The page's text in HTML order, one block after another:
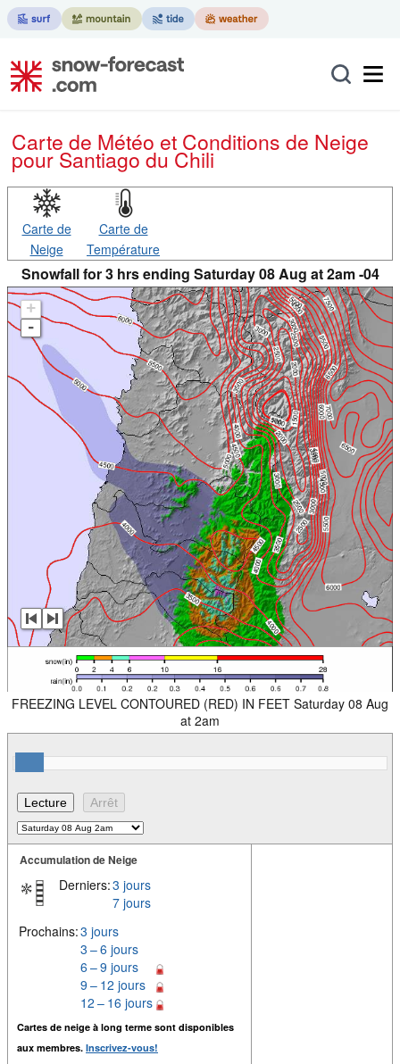
Carte de Météo et Conditions de Neige
pour Santiago du Chili
Carte de
Neige
Carte de
Température
Snowfall for 3 hrs ending Saturday 08 Aug at 2am -04
+
-
FREEZING LEVEL CONTOURED (RED) IN FEET Saturday 08 Aug
at 2am
Accumulation de Neige
Derniers:3 jours
7 jours
Prochains:3 jours
3 – 6 jours
6 – 9 jours
9 – 12 jours
12 – 16 jours
Cartes de neige à long terme sont disponibles
aux membres. Inscrivez-vous!